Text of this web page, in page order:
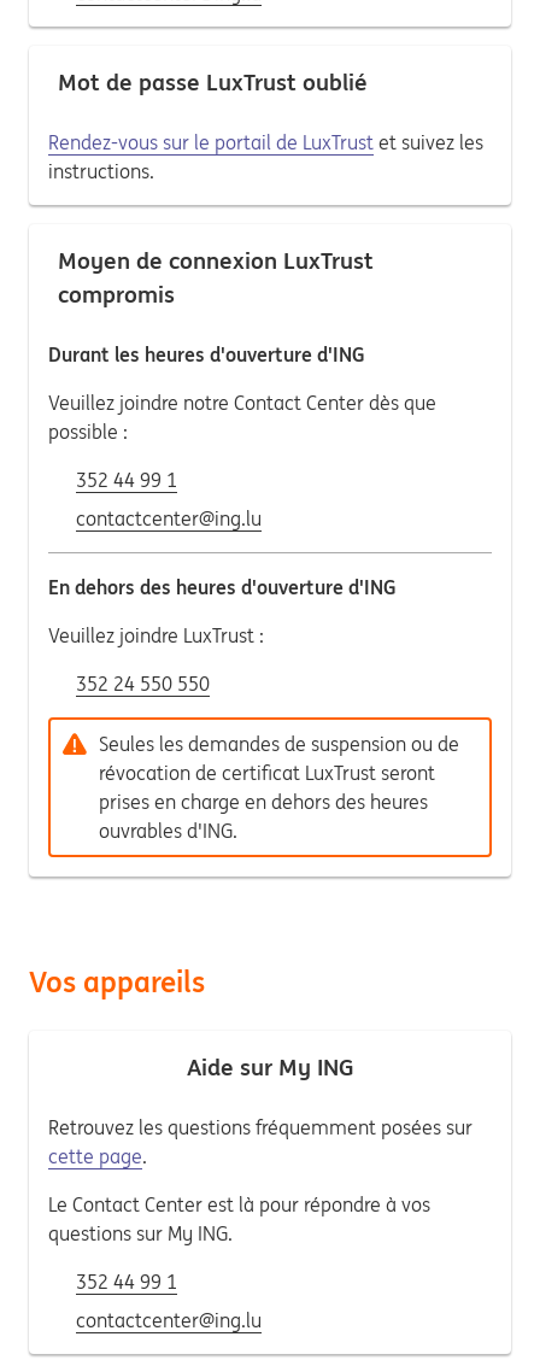
Mot de passe LuxTrust oublié
Rendez-vous sur le portail de LuxTrust et suivez les
instructions.
Moyen de connexion LuxTrust
compromis
Durant les heures d'ouverture d'ING
Veuillez joindre notre Contact Center dès que
possible :
352 44 99 1
contactcenter@ing.lu
En dehors des heures d'ouverture d'ING
Veuillez joindre LuxTrust :
352 24 550 550
Seules les demandes de suspension ou de
révocation de certificat LuxTrust seront
prises en charge en dehors des heures
ouvrables d'ING.
Vos appareils
Aide sur My ING
Retrouvez les questions fréquemment posées sur
cette page.
Le Contact Center est là pour répondre à vos
questions sur My ING.
352 44 99 1
contactcenter@ing.lu